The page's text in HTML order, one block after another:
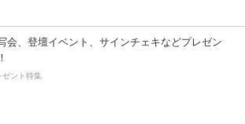
会、登壇イベント、サインチェキなどプレゼン
ゼント特集